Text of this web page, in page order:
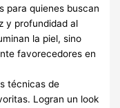
para quienes buscan
y profundidad al
la piel, sino
favorecedores en
técnicas de
Logran un look